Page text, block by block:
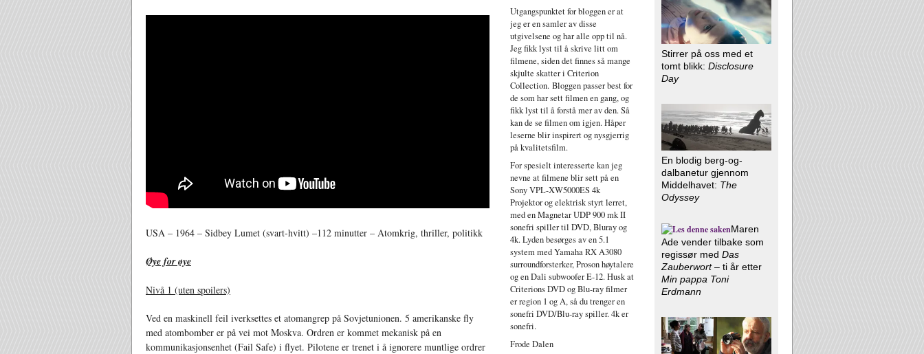
USA – 1964 – Sidbey Lumet (svart-hvitt) –112 minutter – Atomkrig, thriller, politikk
Øye for øye
Nivå 1 (uten spoilers)
Ved en maskinell feil iverksettes et atomangrep på Sovjetunionen. 5 amerikanske fly
med atombomber er på vei mot Moskva. Ordren er kommet mekanisk på en
kommunikasjonsenhet (Fail Safe) i flyet. Pilotene er trenet i å ignorere muntlige ordrer
Utgangspunktet for bloggen er at
jeg er en samler av disse
utgivelsene og har alle opp til nå.
Jeg fikk lyst til å skrive litt om
filmene, siden det finnes så mange
skjulte skatter i Criterion
Collection. Bloggen passer best for
de som har sett filmen en gang, og
fikk lyst til å forstå mer av den. Så
kan de se filmen om igjen. Håper
leserne blir inspirert og nysgjerrig
på kvalitetsfilm.
For spesielt interesserte kan jeg
nevne at filmene blir sett på en
Sony VPL-XW5000ES 4k
Projektor og elektrisk styrt lerret,
med en Magnetar UDP 900 mk II
sonefri spiller til DVD, Bluray og
4k. Lyden besørges av en 5.1
system med Yamaha RX A3080
surroundforsterker, Proson høytalere
og en Dali subwoofer E-12. Husk at
Criterions DVD og Blu-ray filmer
er region 1 og A, så du trenger en
sonefri DVD/Blu-ray spiller. 4k er
sonefri.
Frode Dalen
Stirrer på oss med et
tomt blikk: Disclosure
Day
En blodig berg-og-
dalbanetur gjennom
Middelhavet: The
Odyssey
Maren
Ade vender tilbake som
regissør med Das
Zauberwort– ti år etter
Min pappa Toni
Erdmann